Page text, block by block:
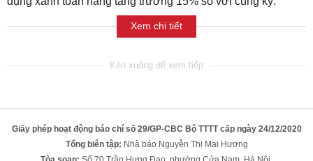
Xem chi tiết
Giấy phép hoạt động báo chí số 29/GP-CBC Bộ TTTT cấp ngày 24/12/2020
Tổng biên tập: Nhà báo Nguyễn Thị Mai Hương